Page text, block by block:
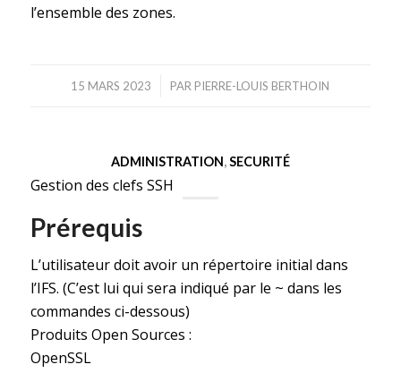
l’ensemble des zones.
15 MARS 2023
/ PAR PIERRE-LOUIS BERTHOIN
ADMINISTRATION,SECURITÉ
Gestion des clefs SSH
Prérequis
L’utilisateur doit avoir un répertoire initial dans
l’IFS. (C’est lui qui sera indiqué par le ~ dans les
commandes ci-dessous)
Produits Open Sources :
OpenSSL